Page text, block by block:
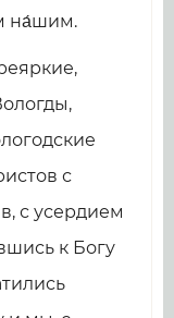
на́шим.
с
с усердием
к Богу